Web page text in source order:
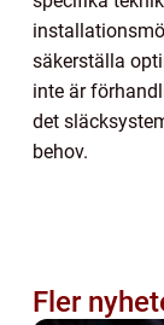
säkerställa
inte är
det
behov.
Fler